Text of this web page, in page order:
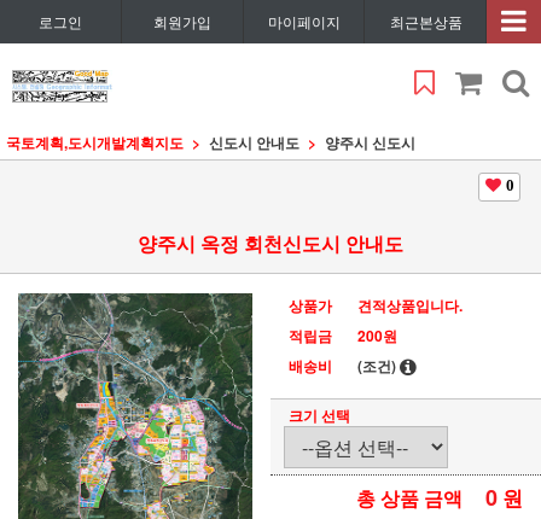
로그인 회원가입 마이페이지 최근본상품
국토계획,도시개발계획지도 신도시 안내도 양주시 신도시
0
양주시 옥정 회천신도시 안내도
상품가
견적상품입니다.
적립금
200원
배송비
(조건)
크기 선택
총 상품 금액 0 원